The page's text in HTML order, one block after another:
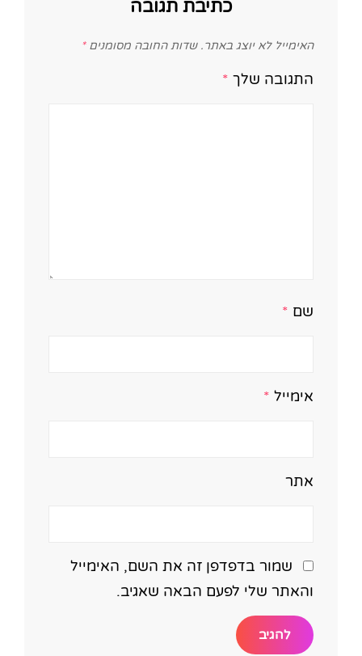
כתיבת תגובה
האימייל לא יוצג באתר. שדות החובה מסומנים*
התגובה שלך *
שם *
אימייל *
אתר
שמור בדפדפן זה את השם, האימייל
והאתר שלי לפעם הבאה שאגיב.